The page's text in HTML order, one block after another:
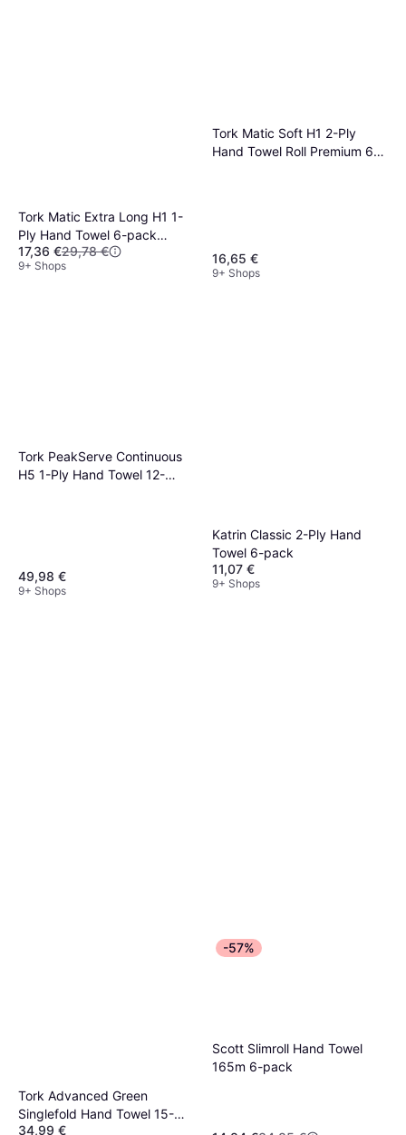
Tork Matic Extra Long H1 1-
Ply Hand Towel 6-pack
(290059)
17,36 €29,78 €
9+ Shops
Tork Matic Soft H1 2-Ply
Hand Towel Roll Premium 6-
16,65 €
9+ Shops
Tork PeakServe Continuous
H5 1-Ply Hand Towel 12-
49,98 €
9+ Shops
Katrin Classic 2-Ply Hand
Towel 6-pack
11,07 €
9+ Shops
Tork Advanced Green
Singlefold Hand Towel 15-
pack
34,99 €
-57%
Scott Slimroll Hand Towel
165m 6-pack